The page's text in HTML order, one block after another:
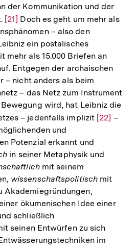
der
Fußnote
der Kommunikation und der
Zur
Auflösung
der
Fußnote
[21] Doch es geht um mehr als
– also den
ein postalisches
mehr als 15.000 Briefen an
Entgegen der archaischen
– nicht anders als beim
– das Netz zum Instrument
wird, hat Leibniz die
– jedenfalls implizit Zur
Fußnote
[22] –
und
Potenzial erkannt und
in seiner Metaphysik und
mit seinem
wissenschaftspolitischmit
Akademiegründungen,
ökumenischen Idee einer
schließlich
seinen Entwürfen zu sich
im